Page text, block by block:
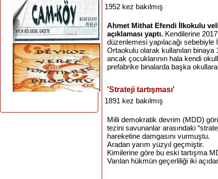
1952 kez bakılmış
Ahmet Mithat Efendi İlkokulu
açıklaması yaptı. Kendilerine
düzenlemesi yapılacağı
Ortaokulu olarak kullanılan
ancak çocuklarının hala kendi
prefabrike binalarda başka
'Strateji tartışması'
1891 kez bakılmış
Milli demokratik devrim (MDD)
tezini savunanlar arasındaki
hareketine damgasını vurmuştu.
Aradan yarım yüzyıl geçmiştir.
Kimilerine göre bu eski tartışma
Varılan hükmün geçerliliği iki